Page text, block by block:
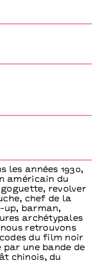
les années 1930,
américain du
revolver
chef de la
up, barman,
archétypales
retrouvons
du film noir
par une bande de
chinois, du